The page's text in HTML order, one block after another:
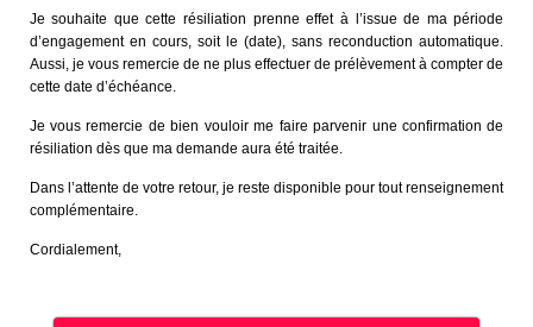
Je souhaite que cette résiliation prenne effet à l’issue de ma période
d’engagement en cours, soit le (date), sans reconduction automatique.
Aussi, je vous remercie de ne plus effectuer de prélèvement à compter de
cette date d’échéance.
Je vous remercie de bien vouloir me faire parvenir une confirmation de
résiliation dès que ma demande aura été traitée.
Dans l’attente de votre retour, je reste disponible pour tout renseignement
complémentaire.
Cordialement,